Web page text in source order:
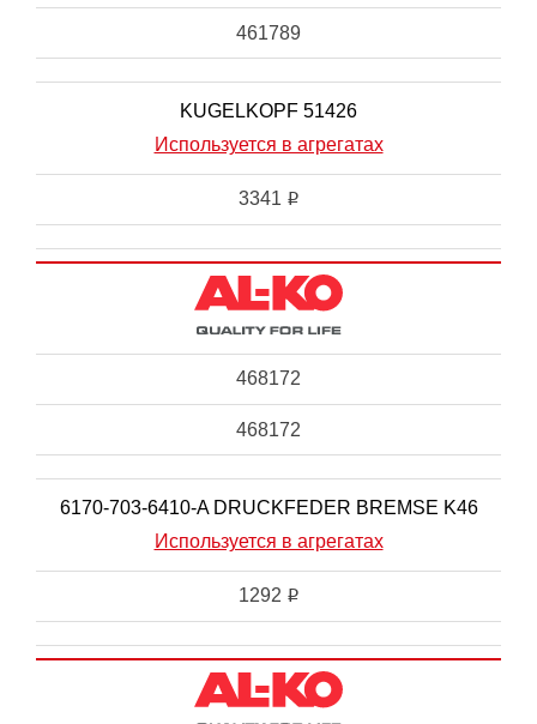
461789
KUGELKOPF 51426
Используется в агрегатах
3341 i
468172
468172
6170-703-6410-A DRUCKFEDER BREMSE K46
Используется в агрегатах
1292 i